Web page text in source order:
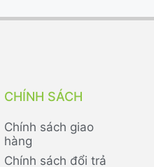
CHÍNH SÁCH
Chính sách giao
hàng
Chính sách đổi trả